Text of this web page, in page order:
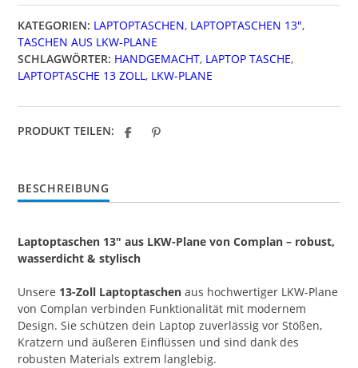
Menge
KATEGORIEN: LAPTOPTASCHEN, LAPTOPTASCHEN 13",
TASCHEN AUS LKW-PLANE
SCHLAGWÖRTER: HANDGEMACHT, LAPTOP TASCHE,
LAPTOPTASCHE 13 ZOLL , LKW-PLANE
PRODUKT TEILEN:
BESCHREIBUNG
Laptoptaschen 13″ aus LKW-Plane von Complan – robust,
wasserdicht & stylisch
Unsere 13-Zoll Laptoptaschen aus hochwertiger LKW-Plane
von Complan verbinden Funktionalität mit modernem
Design. Sie schützen dein Laptop zuverlässig vor Stößen,
Kratzern und äußeren Einflüssen und sind dank des
robusten Materials extrem langlebig.